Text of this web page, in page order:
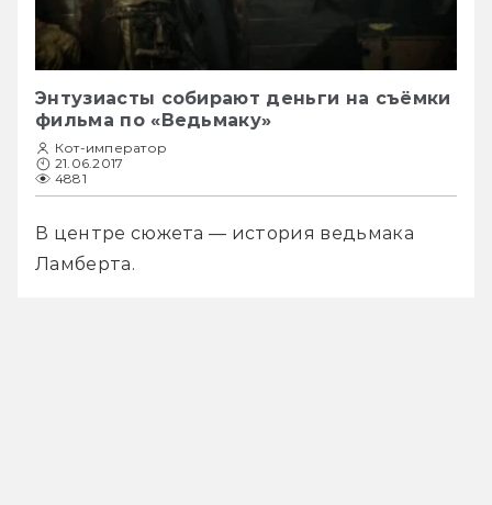
Энтузиасты собирают деньги на съёмки
фильма по «Ведьмаку»
Кот-император
21.06.2017
4881
В центре сюжета — история ведьмака
Ламберта.